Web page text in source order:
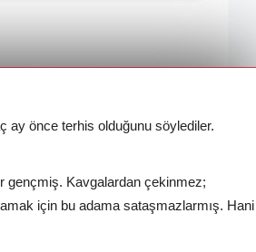
ay önce terhis olduğunu söylediler.
gençmiş. Kavgalardan çekinmez;
için bu adama sataşmazlarmış. Hani